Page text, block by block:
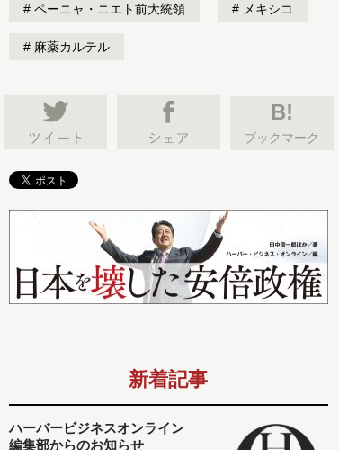
ペーニャ・ニエト前大統領 メキシコ
麻薬カルテル
B!
ブックマーク
新着記事
ハーバービジネスオンライン
編集部からのお知らせ